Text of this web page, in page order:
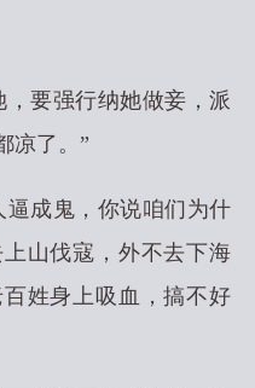
，要强行纳她做妾，派
凉了。”
成鬼，你说咱们为什
山伐寇，外不去下海
姓身上吸血，搞不好